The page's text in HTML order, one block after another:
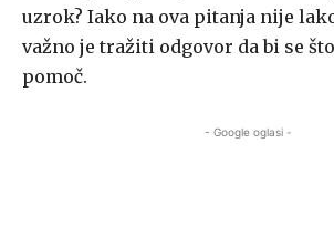
uzrok? Iako na ova pitanja nije
važno je tražiti odgovor da bi se
pomoč.
- Google oglasi -